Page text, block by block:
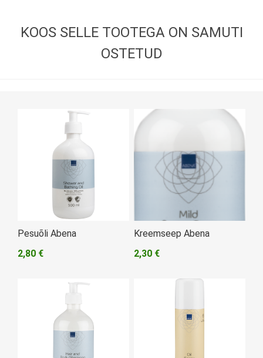
KOOS SELLE TOOTEGA ON SAMUTI
OSTETUD
Pesuõli Abena
2,80 €
Kreemseep Abena
2,30 €